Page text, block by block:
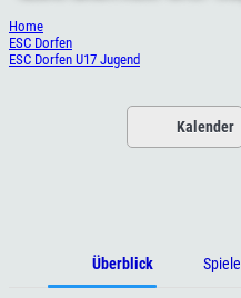
Home
ESC Dorfen
ESC Dorfen U17 Jugend
Kalender
Überblick Spiele